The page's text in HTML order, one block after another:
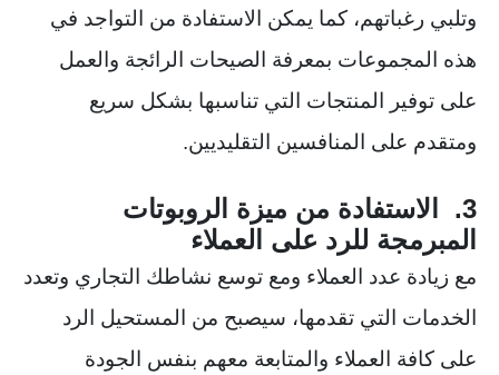
وتلبي رغباتهم، كما يمكن الاستفادة من التواجد في
هذه المجموعات بمعرفة الصيحات الرائجة والعمل
على توفير المنتجات التي تناسبها بشكل سريع
ومتقدم على المنافسين التقليديين.
3. الاستفادة من ميزة الروبوتات
المبرمجة للرد على العملاء
مع زيادة عدد العملاء ومع توسع نشاطك التجاري وتعدد
الخدمات التي تقدمها، سيصبح من المستحيل الرد
على كافة العملاء والمتابعة معهم بنفس الجودة